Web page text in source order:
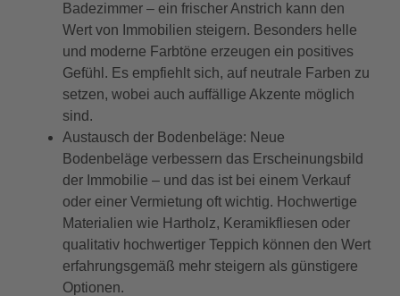
Badezimmer – ein frischer Anstrich kann den
Wert von Immobilien steigern. Besonders helle
und moderne Farbtöne erzeugen ein positives
Gefühl. Es empfiehlt sich, auf neutrale Farben zu
setzen, wobei auch auffällige Akzente möglich
sind.
Austausch der Bodenbeläge: Neue
Bodenbeläge verbessern das Erscheinungsbild
der Immobilie – und das ist bei einem Verkauf
oder einer Vermietung oft wichtig. Hochwertige
Materialien wie Hartholz, Keramikfliesen oder
qualitativ hochwertiger Teppich können den Wert
erfahrungsgemäß mehr steigern als günstigere
Optionen.